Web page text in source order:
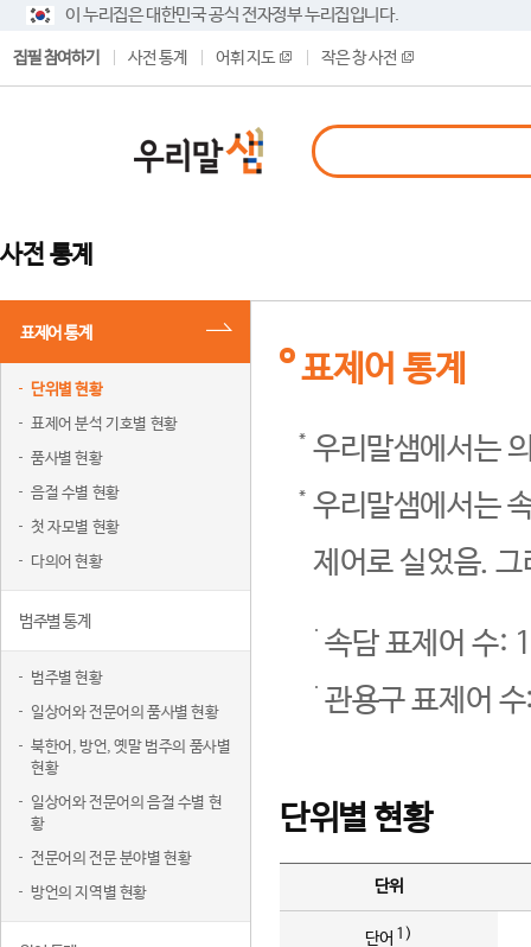
이 누리집은 대한민국 공식 전자정부 누리집입니다.
집필 참여하기 사전 통계 어휘 지도 작은 창 사전
사전 통계
표제어 통계
단위별 현황
표제어 분석 기호별 현황
품사별 현황
음절 수별 현황
첫 자모별 현황
다의어 현황
범주별 통계
범주별 현황
일상어와 전문어의 품사별 현황
북한어, 방언, 옛말 범주의 품사별
현황
일상어와 전문어의 음절 수별 현
황
전문어의 전문 분야별 현황
방언의 지역별 현황
표제어 통계
우리말샘에서는
우리말샘에서는
제어로 실었음.
속담 표제어 수:
관용구 표제어
단위별 현황
단위
단어 1)